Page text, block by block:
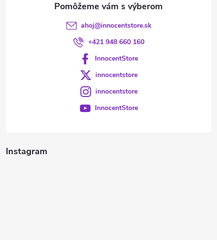
Instagram
ahoj@innocentstore.sk
+421 948 660 160
InnocentStore
innocentstore
innocentstore
InnocentStore